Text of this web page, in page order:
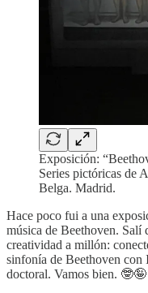
Exposición:
Series pictóricas de
Belga. Madrid.
Hace poco fui a una
música de Beethoven. Salí
creatividad a millón:
sinfonía de Beethoven con
doctoral. Vamos bien. 🤓🤪